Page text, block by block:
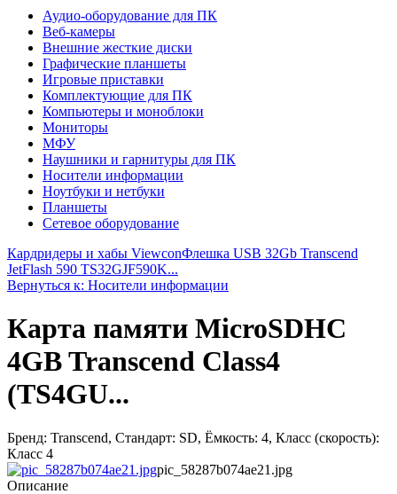
Аудио-оборудование для ПК
Веб-камеры
Внешние жесткие диски
Графические планшеты
Игровые приставки
Комплектующие для ПК
Компьютеры и моноблоки
Мониторы
МФУ
Наушники и гарнитуры для ПК
Носители информации
Ноутбуки и нетбуки
Планшеты
Сетевое оборудование
Кардридеры и хабы ViewconФлешка USB 32Gb Transcend
JetFlash 590 TS32GJF590K...
Вернуться к: Носители информации
Карта памяти MicroSDHC
4GB Transcend Class4
(TS4GU...
Бренд: Transcend, Стандарт: SD, Ёмкость: 4, Класс (скорость):
Класс 4
pic_58287b074ae21.jpg
Описание